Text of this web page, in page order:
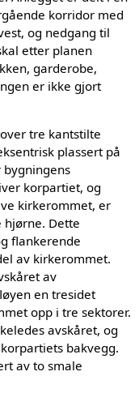
korridor med
og nedgang til
etter planen
garderobe,
er ikke gjort
tre kantstilte
plassert på
korpartiet, og
kirkerommet, er
hjørne. Dette
flankerende
av kirkerommet.
av
en tresidet
opp i tre sektorer.
avskåret, og
bakvegg.
av to smale